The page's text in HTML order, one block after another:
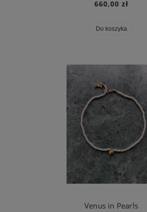
660,00 zł
Do koszyka
Venus in Pearls